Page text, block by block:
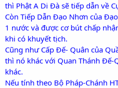
thì Phật A Di Đà sẽ tiếp dẫn về
Còn Tiếp Dẫn Đạo Nhơn của
1 nước và được cơ bút chấp
khi có khuyết tịch.
Cũng như Cấp Đế- Quân của
thì nó khác với Quan Thánh Đế-
khác.
Nếu tính theo Bộ Pháp-Chánh